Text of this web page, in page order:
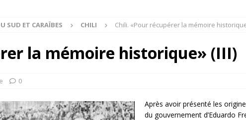
du nettoyage ethnique en Cisjordanie et à Gaza
sur la “fraude électorale” était une blague de mauvais
comptent: l’urgence de la démilitarisation de la Police militaire
SUD ET CARAÏBES CHILI Chili. «Pour récupérer la mémoire
la mémoire historique» (III)
0
Après avoir présenté les
du gouvernement d’Eduardo